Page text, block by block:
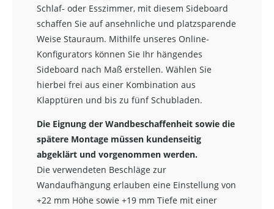
Schlaf- oder Esszimmer, mit diesem Sideboard
schaffen Sie auf ansehnliche und platzsparende
Weise Stauraum. Mithilfe unseres Online-
Konfigurators können Sie Ihr hängendes
Sideboard nach Maß erstellen. Wählen Sie
hierbei frei aus einer Kombination aus
Klapptüren und bis zu fünf Schubladen.
Die Eignung der Wandbeschaffenheit sowie die
spätere Montage müssen kundenseitig
abgeklärt und vorgenommen werden.
Die verwendeten Beschläge zur
Wandaufhängung erlauben eine Einstellung von
+22 mm Höhe sowie +19 mm Tiefe mit einer